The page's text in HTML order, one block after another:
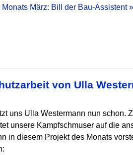
März: Bill der Bau-Assistent »
von Ulla
uns Ulla Westermann nun schon.
unsere Kampfschmuser auf die
in diesem Projekt des Monats